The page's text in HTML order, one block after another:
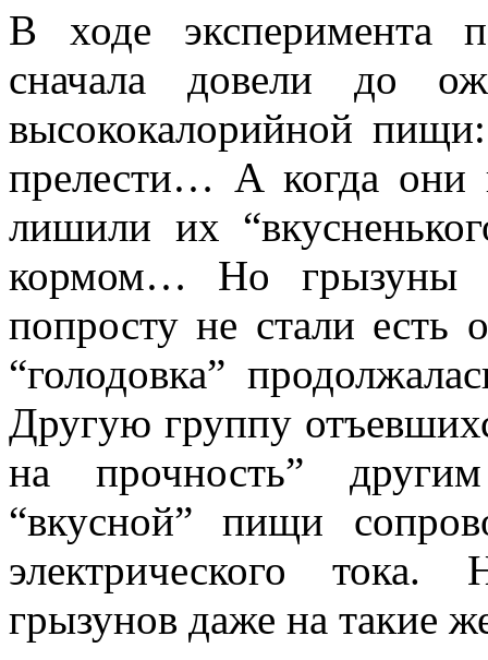
В ходе эксперимента
сначала довели до
высококалорийной
прелести… А когда они
лишили их
кормом… Но грызуны
попросту не стали
“голодовка”
Другую группу
на прочность”
“вкусной” пищи
электрического
грызунов даже на такие